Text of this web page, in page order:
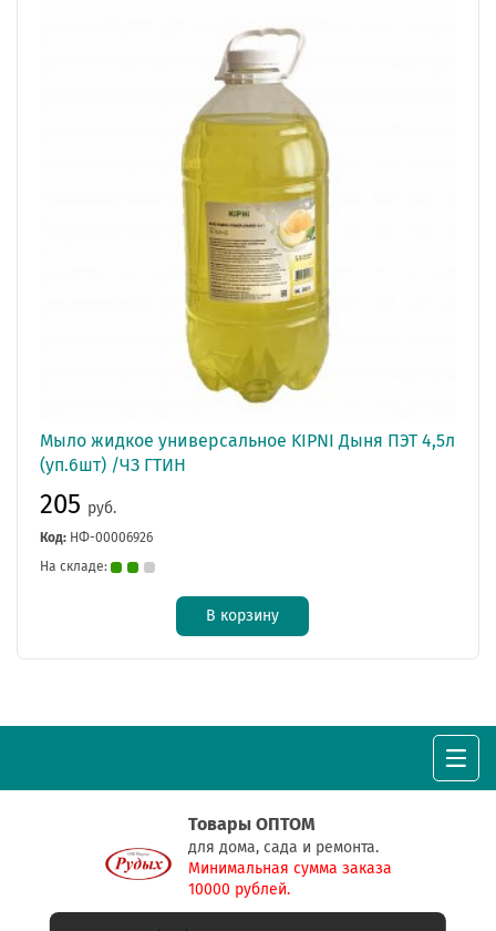
Мыло жидкое универсальное KIPNI Дыня ПЭТ 4,5л
(уп.6шт) /ЧЗ ГТИН
205 руб.
Код: НФ-00006926
На складе:
В корзину
Товары ОПТОМ
для дома, сада и ремонта.
Минимальная сумма заказа
10000 рублей.